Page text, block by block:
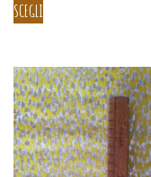
SCEGLI